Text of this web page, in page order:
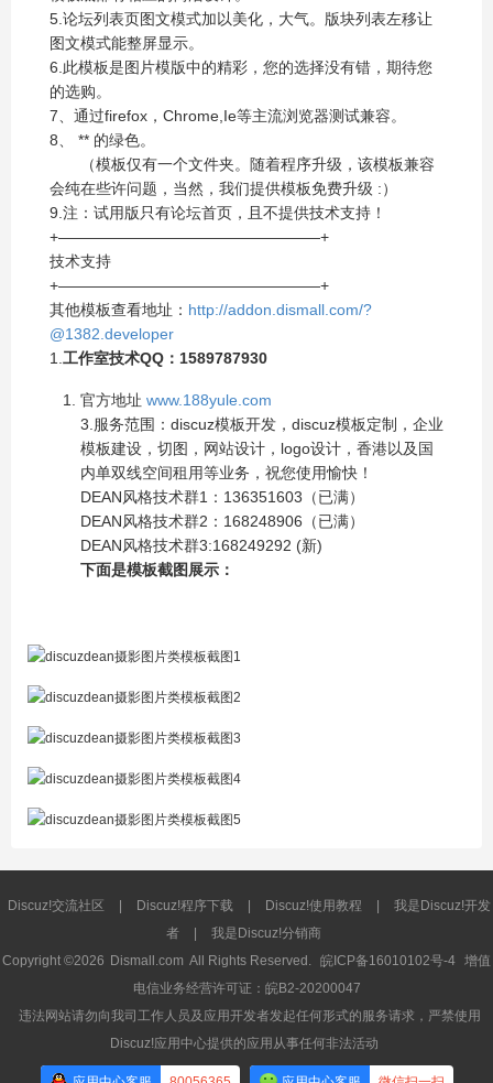
5.论坛列表页图文模式加以美化，大气。版块列表左移让
图文模式能整屏显示。
6.此模板是图片模版中的精彩，您的选择没有错，期待您
的选购。
7、通过firefox，Chrome,Ie等主流浏览器测试兼容。
8、 ** 的绿色。
（模板仅有一个文件夹。随着程序升级，该模板兼容
会纯在些许问题，当然，我们提供模板免费升级 :）
9.注：试用版只有论坛首页，且不提供技术支持！
+—————————————————+
技术支持
+—————————————————+
其他模板查看地址： http://addon.dismall.com/?
@1382.developer
1. 工作室技术QQ：1589787930
官方地址 www.188yule.com
3.服务范围：discuz模板开发，discuz模板定制，企业
模板建设，切图，网站设计，logo设计，香港以及国
内单双线空间租用等业务，祝您使用愉快！
DEAN风格技术群1：136351603（已满）
DEAN风格技术群2：168248906（已满）
DEAN风格技术群3:168249292 (新)
下面是模板截图展示：
Discuz!交流社区 Discuz!程序下载 Discuz!使用教程
我是Discuz!开发
者
我是Discuz!分销商
Copyright ©2026 Dismall.com All Rights Reserved. 皖ICP备16010102号-4 增值
电信业务经营许可证：皖B2-20200047
违法网站请勿向我司工作人员及应用开发者发起任何形式的服务请求，严禁使用
Discuz!应用中心提供的应用从事任何非法活动